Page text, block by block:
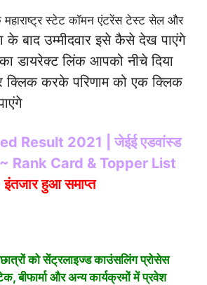
महाराष्ट्र स्टेट कॉमन एंटरेंस टेस्ट सेल और
के बाद उम्मीदवार इसे कैसे देख पाएंगे
डायरेक्ट लिंक आपको नीचे दिया
करके परिणाम को एक क्लिक
Result 2021 | जेईई एडवांस्ड
Rank Card & Topper List
इंतजार हुआ समाप्त
को सेंट्रलाइज्ड काउंसलिंग प्रोसेस
बीफार्मा और अन्य कार्यक्रमों में प्रवेश